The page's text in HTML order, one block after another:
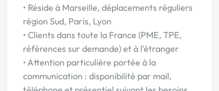
• Réside à Marseille, déplacements réguliers
région Sud, Paris, Lyon
• Clients dans toute la France (PME, TPE,
références sur demande) et à l'étranger
• Attention particulière portée à la
communication : disponibilité par mail,